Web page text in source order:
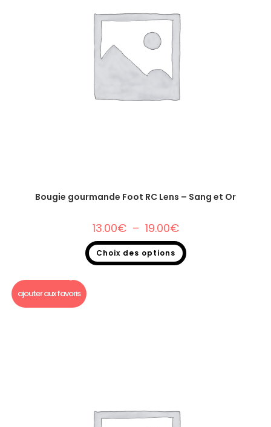
Bougie gourmande Foot RC Lens – Sang et Or
13.00€ – 19.00€
Choix des options
ajouter aux favoris